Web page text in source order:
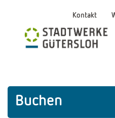
Kontakt
Buchen